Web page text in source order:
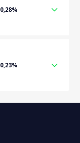
0,28%
0,23%